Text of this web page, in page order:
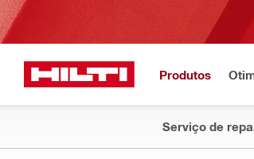
Produtos
Serviço de